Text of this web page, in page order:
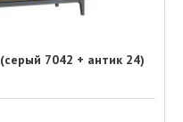
7042 + антик 24)